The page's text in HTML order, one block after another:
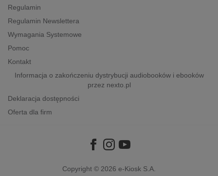
inne
popularno-naukowe
historia
Regulamin
Regulamin Newslettera
Wymagania Systemowe
Pomoc
Kontakt
Informacja o zakończeniu dystrybucji audiobooków i ebooków
przez nexto.pl
Deklaracja dostępności
Oferta dla firm
Copyright © 2026 e-Kiosk S.A.